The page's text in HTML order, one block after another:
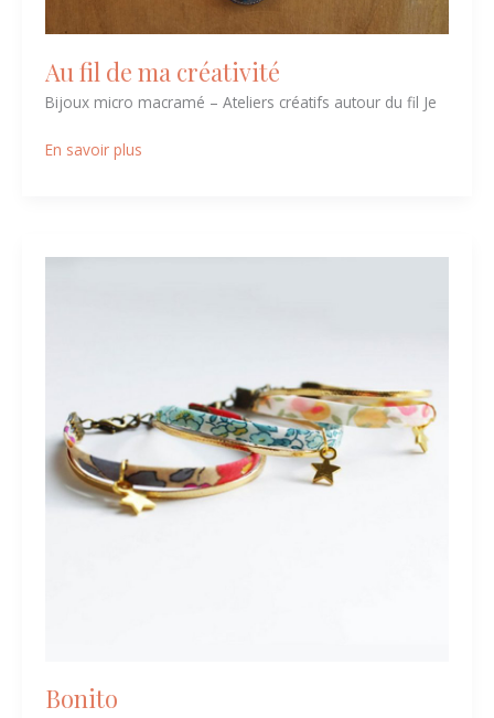
Au fil de ma créativité
Bijoux micro macramé – Ateliers créatifs autour du fil Je
En savoir plus
Bonito